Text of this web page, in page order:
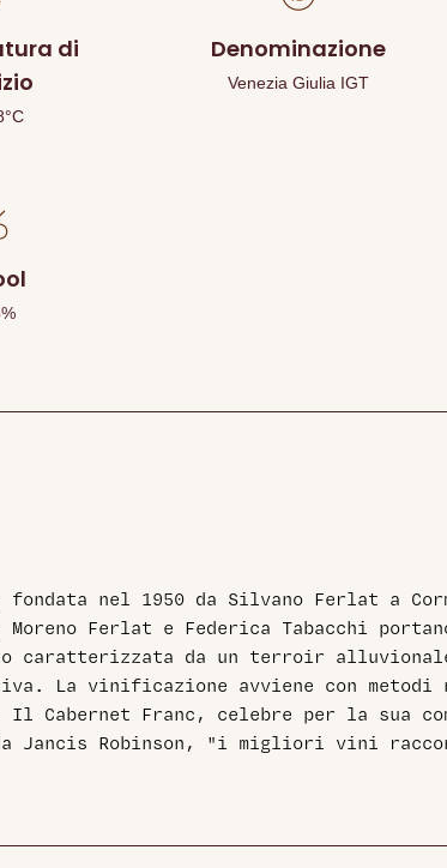
di
Denominazione
Venezia Giulia IGT
%
nel 1950 da Silvano Ferlat a
Ferlat e Federica Tabacchi
caratterizzata da un terroir
La vinificazione avviene con metodi
Cabernet Franc, celebre per la sua
Jancis Robinson, "i migliori vini